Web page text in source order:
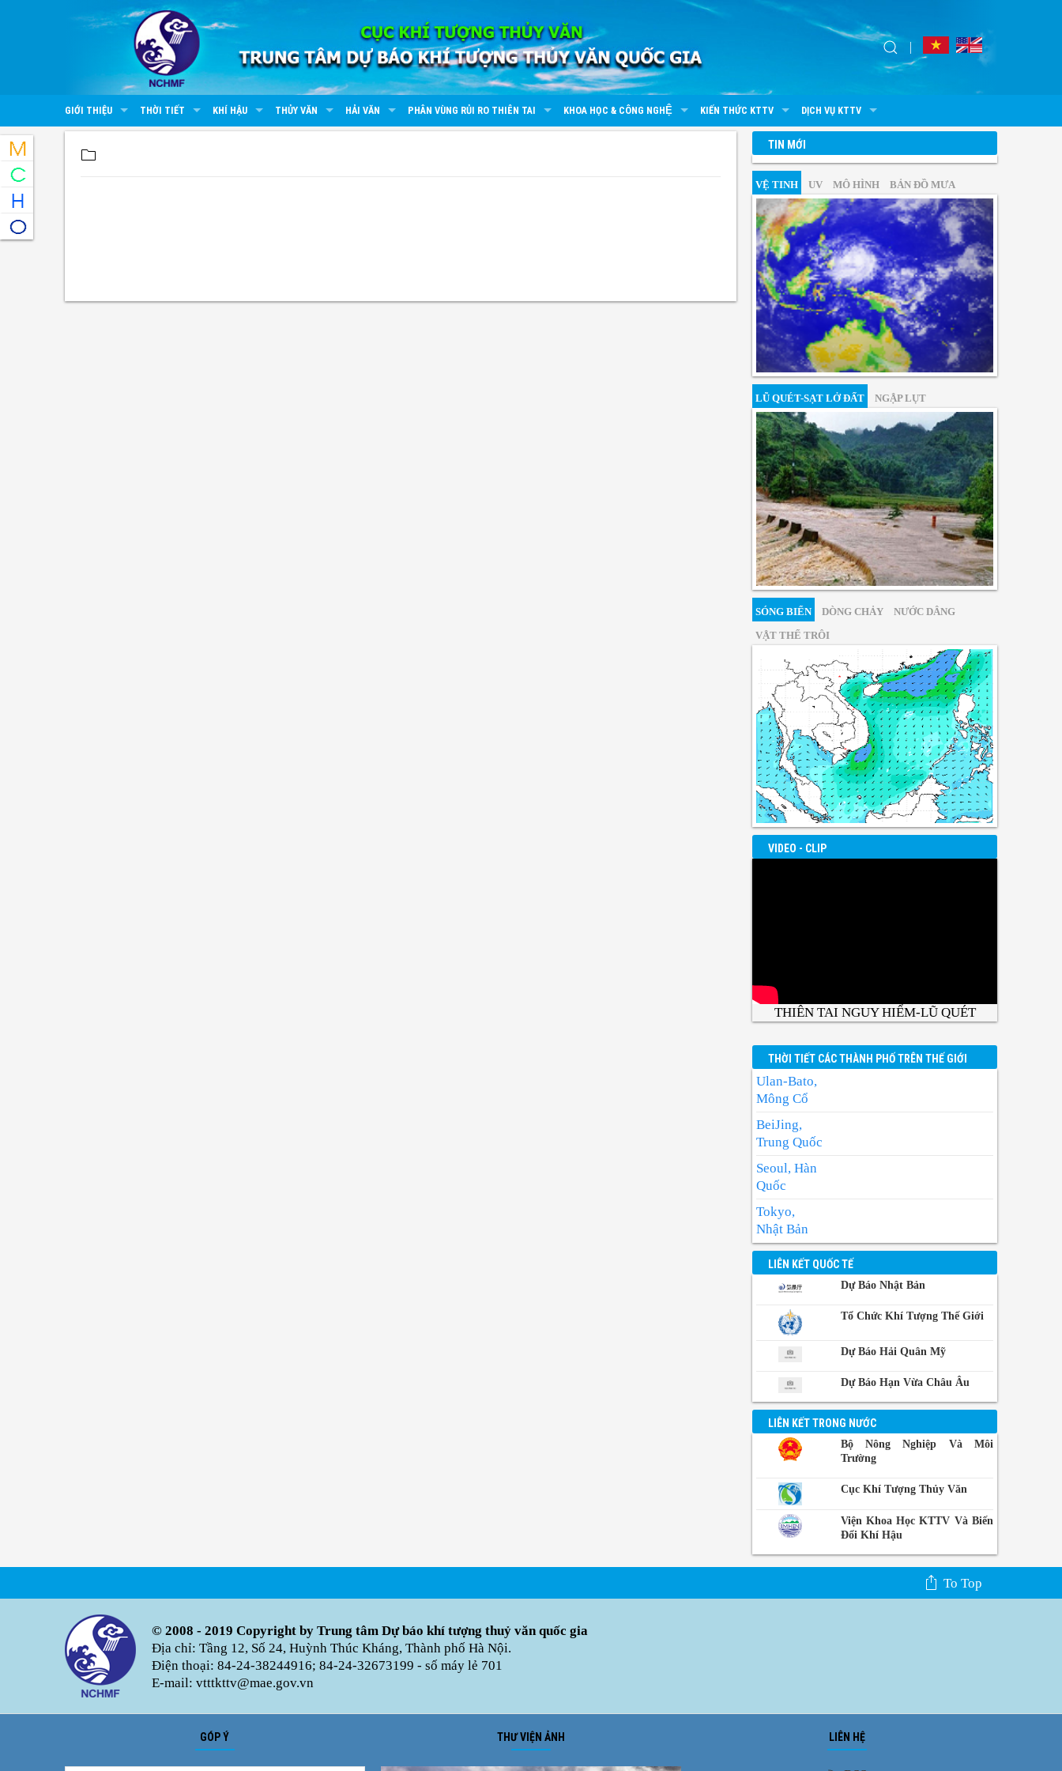
GIỚI THIỆU THỜI TIẾT KHÍ HẬU THỦY VĂN HẢI VĂN PHÂN VÙNG RỦI RO THIÊN TAI KHOA HỌC & CÔNG NGHỆ KIẾN THỨC KTTV DỊCH VỤ KTTV
TIN MỚI
VỆ TINH UV MÔ HÌNH BẢN ĐỒ MƯA
LŨ QUÉT-SẠT LỞ ĐẤT NGẬP LỤT
SÓNG BIỂN DÒNG CHẢY
NƯỚC DÂNG
VẬT THỂ TRÔI
VIDEO - CLIP
THIÊN TAI NGUY HIỂM-LŨ QUÉT
THỜI TIẾT CÁC THÀNH PHỐ TRÊN THẾ GIỚI
Ulan-Bato,
Mông Cổ
BeiJing,
Trung Quốc
Seoul, Hàn
Quốc
Tokyo,
Nhật Bản
BangKok,
Thái Lan
Philippin
Penh,
Campuchia
LIÊN KẾT QUỐC TẾ
Dự Báo Nhật Bản
Tổ Chức Khí Tượng Thế Giới
Dự Báo Hải Quân Mỹ
Dự Báo Hạn Vừa Châu Âu
LIÊN KẾT TRONG NƯỚC
Bộ Nông Nghiệp Và Môi
Trường
Cục Khí Tượng Thủy Văn
Viện Khoa Học KTTV Và Biến
Đổi Khí Hậu
To Top
© 2008 - 2019 Copyright by Trung tâm Dự báo khí tượng thuỷ văn quốc gia
Địa chỉ: Tầng 12, Số 24, Huỳnh Thúc Kháng, Thành phố Hà Nội.
Điện thoại: 84-24-38244916; 84-24-32673199 - số máy lẻ 701
E-mail: vtttkttv@mae.gov.vn
GÓP Ý THƯ VIỆN ẢNH LIÊN HỆ